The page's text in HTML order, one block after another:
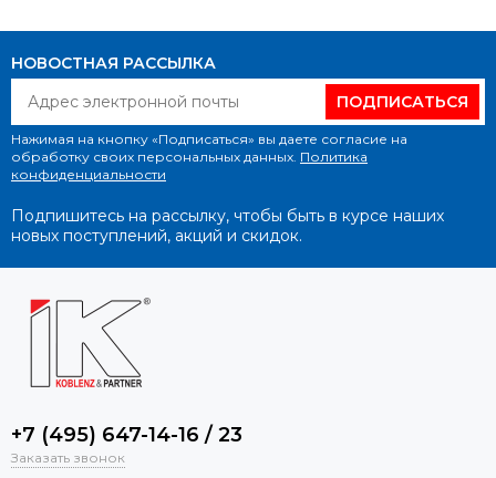
НОВОСТНАЯ РАССЫЛКА
ПОДПИСАТЬСЯ
Нажимая на кнопку «Подписаться» вы даете согласие на
обработку своих персональных данных. Политика
конфиденциальности
Подпишитесь на рассылку, чтобы быть в курсе наших
новых поступлений, акций и скидок.
+7 (495) 647-14-16 / 23
Заказать звонок